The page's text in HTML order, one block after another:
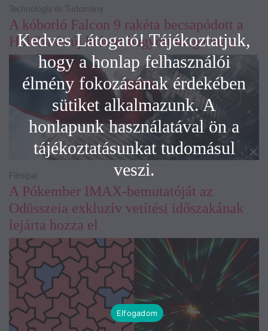
A kóborló Falcon 9 rakéta becsapódott a
Holdba és új krátert hagyott maga után
Technológia és Tudomány
A Pókember IMAX-bemutatóját az
Odüsszeia exkluzív vetítési időszakának
lejárta hozza el
Filmipar
Kedves Látogató! Tájékoztatjuk,
hogy a honlap felhasználói
élmény fokozásának érdekében
sütiket alkalmazunk. A
honlapunk használatával ön a
tájékoztatásunkat tudomásul
veszi.
Elfogadom